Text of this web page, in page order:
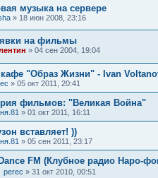
музыка на сервере
» 18 июн 2008, 23:16
на фильмы
» 04 сен 2004, 19:04
кафе "Образ Жизни" - Ivan
» 05 окт 2011, 20:41
фильмов: "Великая Война"
» 01 окт 2011, 16:11
вставляет! ))
» 05 сен 2011, 23:17
FM (Клубное радио Наро-
perec » 31 окт 2010, 00:51